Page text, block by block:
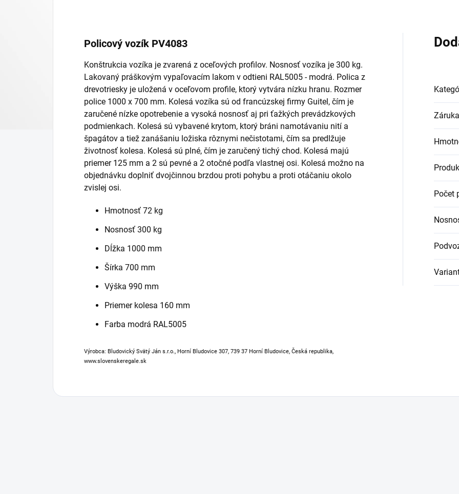
Policový vozík PV4083
Konštrukcia vozíka je zvarená z oceľových profilov. Nosnosť vozíka je 300 kg.
Lakovaný práškovým vypaľovacím lakom v odtieni RAL5005 - modrá. Polica z
drevotriesky je uložená v oceľovom profile, ktorý vytvára nízku hranu. Rozmer
police 1000 x 700 mm. Kolesá vozíka sú od francúzskej firmy Guitel, čím je
zaručené nízke opotrebenie a vysoká nosnosť aj pri ťažkých prevádzkových
podmienkach. Kolesá sú vybavené krytom, ktorý bráni namotávaniu nití a
špagátov a tiež zanášaniu ložiska rôznymi nečistotami, čím sa predlžuje
životnosť kolesa. Kolesá sú plné, čím je zaručený tichý chod. Kolesá majú
priemer 125 mm a 2 sú pevné a 2 otočné podľa vlastnej osi. Kolesá možno na
objednávku doplniť dvojčinnou brzdou proti pohybu a proti otáčaniu okolo
zvislej osi.
Hmotnosť 72 kg
Nosnosť 300 kg
Dĺžka 1000 mm
Šírka 700 mm
Výška 990 mm
Priemer kolesa 160 mm
Farba modrá RAL5005
Výrobca: Bludovický Svätý Ján s.r.o., Horní Bludovice 307, 739 37 Horní Bludovice, Česká republika,
www.slovenskeregale.sk
Záruka
Počet